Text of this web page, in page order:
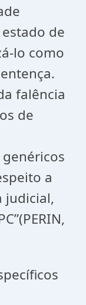
de
lo como
falência
de
a
judicial,